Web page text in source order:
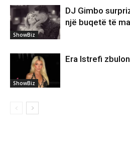
ShowBiz
DJ Gimbo
një buqetë të
ShowBiz
Era Istrefi